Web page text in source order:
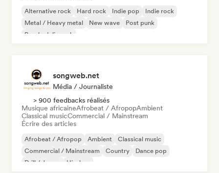
Alternative rock Hard rock Indie pop
Indie rock
Metal / Heavy metal
New wave
Post punk
Psychedelic rock
songweb.net
Média / Journaliste
> 900 feedbacks réalisés
Musique africaineAfrobeat / AfropopAmbient
Classical musicCommercial / Mainstream
Écrire des articles
Afrobeat / Afropop Ambient
Classical music
Commercial / Mainstream
Country
Dance pop
Drill / Jersey
Hip-hop